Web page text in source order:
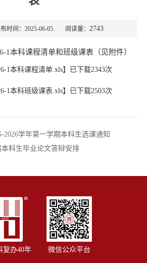
间：2025-06-05 阅读量： 2743
1本科课程清单和班级课表（见附件）
1本科课程清单.xls】已下载2343次
1本科班级课表.xls】已下载2503次
2026学年第一学期本科生选课通知
本科生毕业论文答辩安排
复办40年 微信公众平台